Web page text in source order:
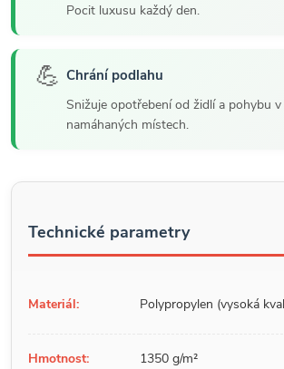
Pocit luxusu každý den.
💪 Chrání podlahu
Snižuje opotřebení od židlí a pohybu v
namáhaných místech.
Technické parametry
Materiál: Polypropylen (vysoká
Hmotnost: 1350 g/m²